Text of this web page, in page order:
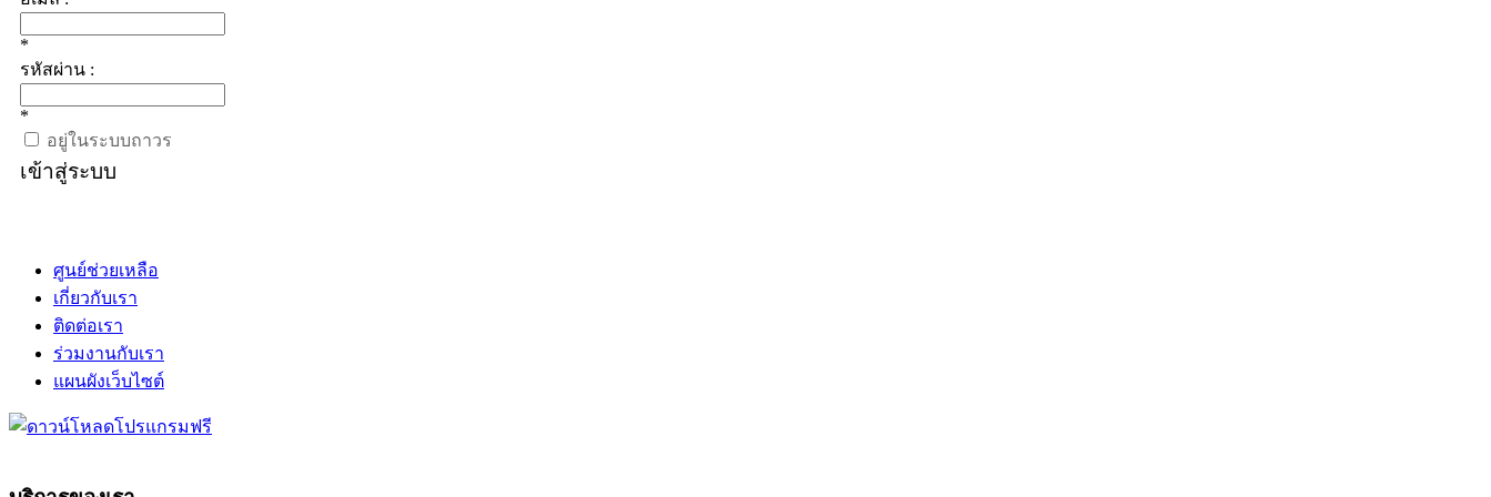
*
รหัสผ่าน :
*
อยู่ในระบบถาวร
เข้าสู่ระบบ
ศูนย์ช่วยเหลือ
เกี่ยวกับเรา
ติดต่อเรา
ร่วมงานกับเรา
แผนผังเว็บไซต์